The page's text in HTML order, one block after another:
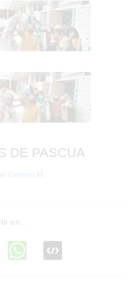
HUEVOS DE
HUEVOS DE
DE PASCUA
Carmen M.